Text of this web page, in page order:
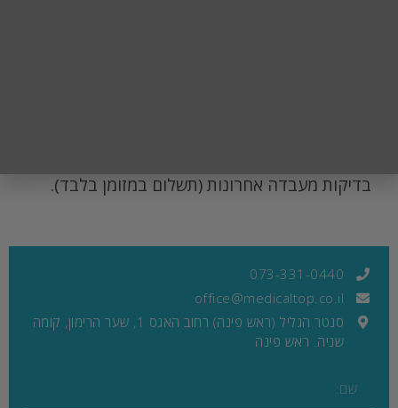
בדיקות מעבדה אחרונות (תשלום במזומן בלבד).
073-331-0440
office@medicaltop.co.il
סנטר הגליל (ראש פינה) רחוב האגס 1, שער הרימון, קומה
שניה. ראש פינה